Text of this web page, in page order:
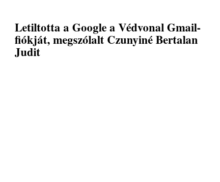
Letiltotta a Google a Védvonal Gmail-
fiókját, megszólalt Czunyiné Bertalan
Judit